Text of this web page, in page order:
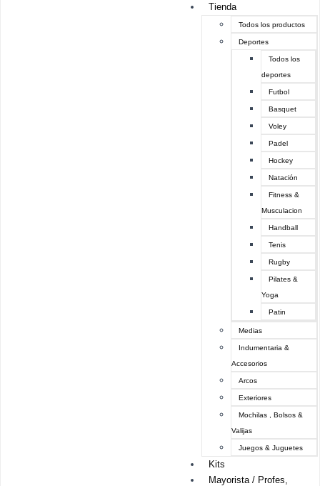
Tienda
Todos los productos
Deportes
Todos los
deportes
Futbol
Basquet
Voley
Padel
Hockey
Natación
Fitness &
Musculacion
Handball
Tenis
Rugby
Pilates &
Yoga
Patin
Medias
Indumentaria &
Accesorios
Arcos
Exteriores
Mochilas , Bolsos &
Valijas
Juegos & Juguetes
Kits
Mayorista / Profes,